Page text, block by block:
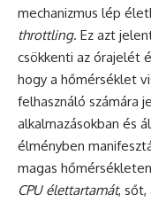
mechanizmus lép
throttling. Ez azt
csökkenti az órajelét
hogy a hőmérséklet
felhasználó számára
alkalmazásokban és
élményben
magas
CPU élettartamát, sőt,